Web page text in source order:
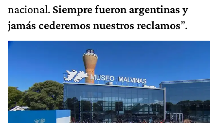
nacional. Siempre fueron argentinas y
jamás cederemos nuestros reclamos”.